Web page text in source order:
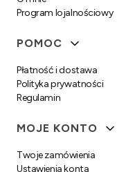
Program lojalnościowy
POMOC
Płatność i dostawa
Polityka prywatności
Regulamin
MOJE KONTO
Twoje zamówienia
Ustawienia konta